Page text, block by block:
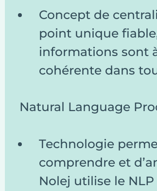
Concept de
point unique
informations sont
cohérente dans
Natural Language
Technologie
comprendre et
Nolej utilise le